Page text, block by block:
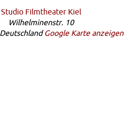
Studio Filmtheater Kiel
Wilhelminenstr. 10
Deutschland Google Karte anzeigen